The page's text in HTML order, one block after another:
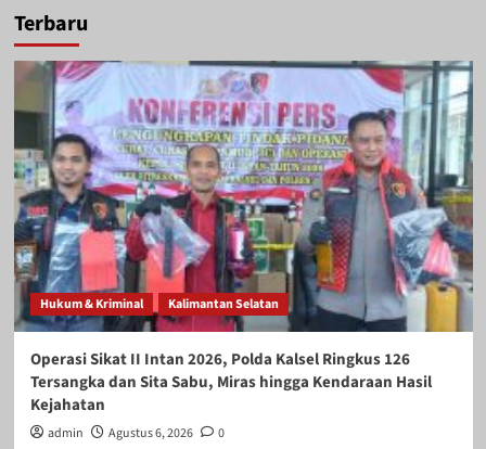
Terbaru
Hukum & Kriminal Kalimantan Selatan
Operasi Sikat II Intan 2026, Polda Kalsel Ringkus 126
Tersangka dan Sita Sabu, Miras hingga Kendaraan Hasil
Kejahatan
admin Agustus 6, 2026 0